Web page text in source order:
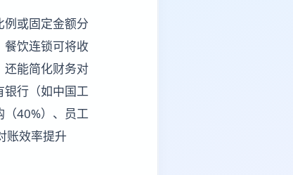
或固定金额分
餐饮连锁可将收
还能简化财务对
银行（如中国工
（40%）、员工
账效率提升